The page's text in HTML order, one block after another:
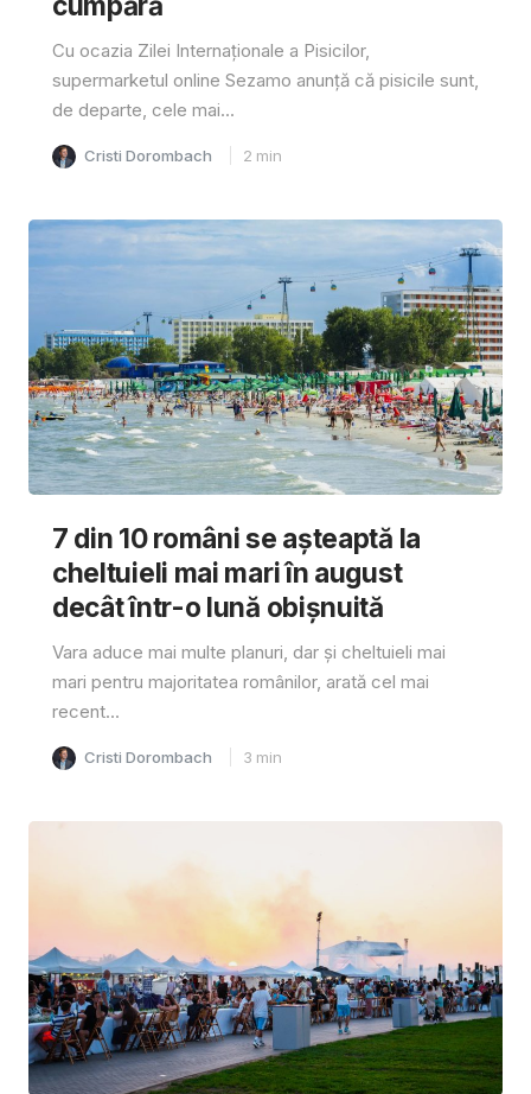
Cu ocazia Zilei Internaționale a Pisicilor,
supermarketul online Sezamo anunță că pisicile sunt,
de departe, cele mai...
Cristi Dorombach 2 min
7 din 10 români se așteaptă la
cheltuieli mai mari în august
decât într-o lună obișnuită
Vara aduce mai multe planuri, dar și cheltuieli mai
mari pentru majoritatea românilor, arată cel mai
recent...
Cristi Dorombach 3 min